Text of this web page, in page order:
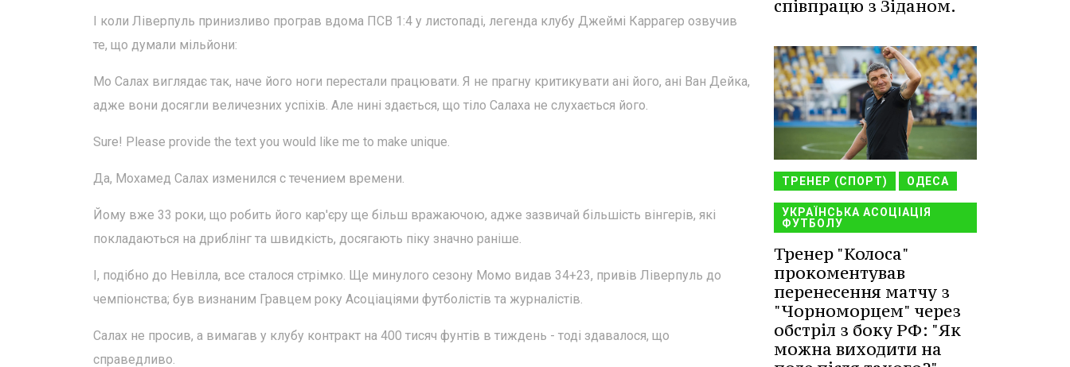
І коли Ліверпуль принизливо програв вдома ПСВ 1:4 у листопаді, легенда клубу Джеймі Каррагер озвучив
те, що думали мільйони:
Мо Салах виглядає так, наче його ноги перестали працювати. Я не прагну критикувати ані його, ані Ван Дейка,
адже вони досягли величезних успіхів. Але нині здається, що тіло Салаха не слухається його.
Sure! Please provide the text you would like me to make unique.
Да, Мохамед Салах изменился с течением времени.
Йому вже 33 роки, що робить його кар'єру ще більш вражаючою, адже зазвичай більшість вінгерів, які
покладаються на дриблінг та швидкість, досягають піку значно раніше.
І, подібно до Невілла, все сталося стрімко. Ще минулого сезону Момо видав 34+23, привів Ліверпуль до
чемпіонства; був визнаним Гравцем року Асоціаціями футболістів та журналістів.
Салах не просив, а вимагав у клубу контракт на 400 тисяч фунтів в тиждень - тоді здавалося, що
справедливо.
співпрацю з Зіданом.
ТРЕНЕР (СПОРТ) ОДЕСА
УКРАЇНСЬКА АСОЦІАЦІЯ
ФУТБОЛУ
Тренер "Колоса"
прокоментував
перенесення матчу з
"Чорноморцем" через
обстріл з боку РФ: "Як
можна виходити на